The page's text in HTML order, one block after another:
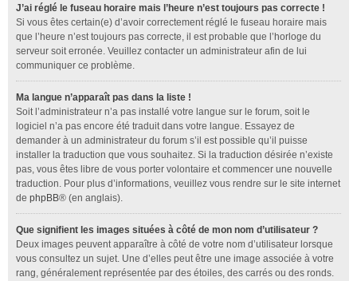
J’ai réglé le fuseau horaire mais l’heure n’est toujours pas correcte !
Si vous êtes certain(e) d’avoir correctement réglé le fuseau horaire mais
que l’heure n’est toujours pas correcte, il est probable que l’horloge du
serveur soit erronée. Veuillez contacter un administrateur afin de lui
communiquer ce problème.
Ma langue n’apparaît pas dans la liste !
Soit l’administrateur n’a pas installé votre langue sur le forum, soit le
logiciel n’a pas encore été traduit dans votre langue. Essayez de
demander à un administrateur du forum s’il est possible qu’il puisse
installer la traduction que vous souhaitez. Si la traduction désirée n’existe
pas, vous êtes libre de vous porter volontaire et commencer une nouvelle
traduction. Pour plus d’informations, veuillez vous rendre sur le site internet
de phpBB® (en anglais).
Que signifient les images situées à côté de mon nom d’utilisateur ?
Deux images peuvent apparaître à côté de votre nom d’utilisateur lorsque
vous consultez un sujet. Une d’elles peut être une image associée à votre
rang, généralement représentée par des étoiles, des carrés ou des ronds.